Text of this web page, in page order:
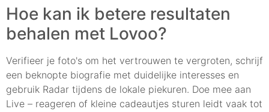
Hoe kan ik betere resultaten
behalen met Lovoo?
Verifieer je foto's om het vertrouwen te vergroten, schrijf
een beknopte biografie met duidelijke interesses en
gebruik Radar tijdens de lokale piekuren. Doe mee aan
Live – reageren of kleine cadeautjes sturen leidt vaak tot